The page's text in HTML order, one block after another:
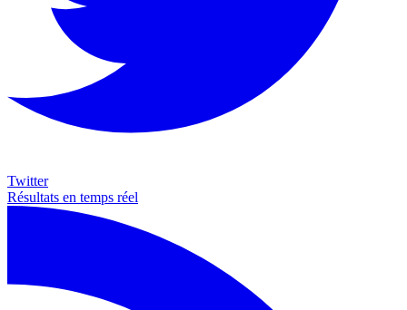
Twitter
Résultats en temps réel